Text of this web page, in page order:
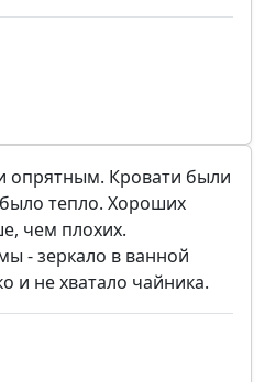
опрятным. Кровати были
тепло. Хороших
чем плохих.
- зеркало в ванной
и не хватало чайника.